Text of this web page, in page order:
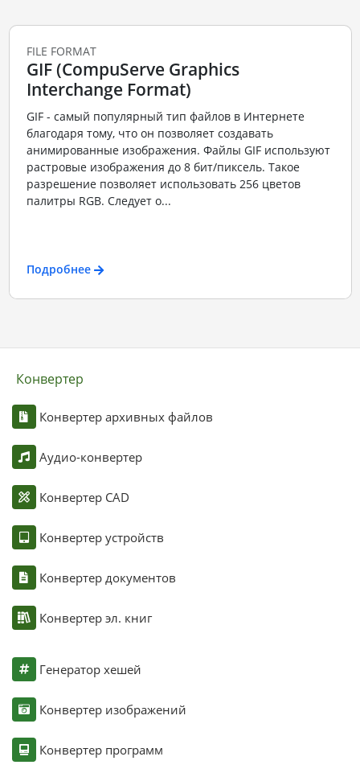
FILE FORMAT
GIF (CompuServe Graphics
Interchange Format)
GIF - самый популярный тип файлов в Интернете
благодаря тому, что он позволяет создавать
анимированные изображения. Файлы GIF используют
растровые изображения до 8 бит/пиксель. Такое
разрешение позволяет использовать 256 цветов
палитры RGB. Следует о...
Подробнее
Конвертер
Конвертер архивных файлов
Аудио-конвертер
Конвертер CAD
Конвертер устройств
Конвертер документов
Конвертер эл. книг
Генератор хешей
Конвертер изображений
Конвертер программ